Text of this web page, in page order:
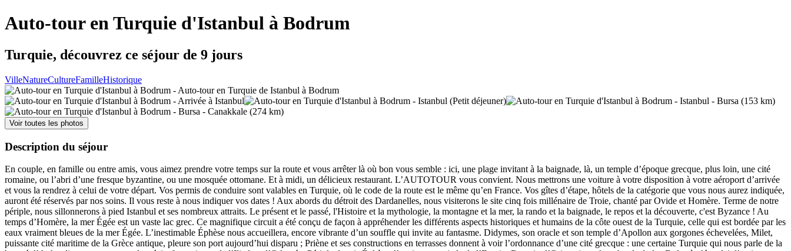
Auto-tour en Turquie d'Istanbul à Bodrum
Turquie, découvrez ce séjour de 9 jours
VilleNatureCultureFamilleHistorique
Voir toutes les photos
Description du séjour
En couple, en famille ou entre amis, vous aimez prendre votre temps sur la route et vous arrêter là où bon vous semble : ici, une plage invitant à la baignade, là, un temple d’époque grecque, plus loin, une cité
romaine, ou l’abri d’une fresque byzantine, ou une mosquée ottomane. Et à midi, un délicieux restaurant. L’AUTOTOUR vous convient. Nous mettrons une voiture à votre disposition à votre aéroport d’arrivée
et vous la rendrez à celui de votre départ. Vos permis de conduire sont valables en Turquie, où le code de la route est le même qu’en France. Vos gîtes d’étape, hôtels de la catégorie que vous nous aurez indiquée,
auront été réservés par nos soins. Il vous reste à nous indiquer vos dates ! Aux abords du détroit des Dardanelles, nous visiterons le site cinq fois millénaire de Troie, chanté par Ovide et Homère. Terme de notre
périple, nous sillonnerons à pied Istanbul et ses nombreux attraits. Le présent et le passé, l'Histoire et la mythologie, la montagne et la mer, la rando et la baignade, le repos et la découverte, c'est Byzance ! Au
temps d’Homère, la mer Égée est un vaste lac grec. Ce magnifique circuit a été conçu de façon à appréhender les différents aspects historiques et humains de la côte ouest de la Turquie, celle qui est bordée par les
eaux vraiment bleues de la mer Égée. L’inestimable Éphèse nous accueillera, encore vibrante d’un souffle qui invite au fantasme. Didymes, son oracle et son temple d’Apollon aux gorgones échevelées, Milet,
puissante cité maritime de la Grèce antique, pleure son port aujourd’hui disparu ; Priène et ses constructions en terrasses donnent à voir l’ordonnance d’une cité grecque : une certaine Turquie qui nous parle de la